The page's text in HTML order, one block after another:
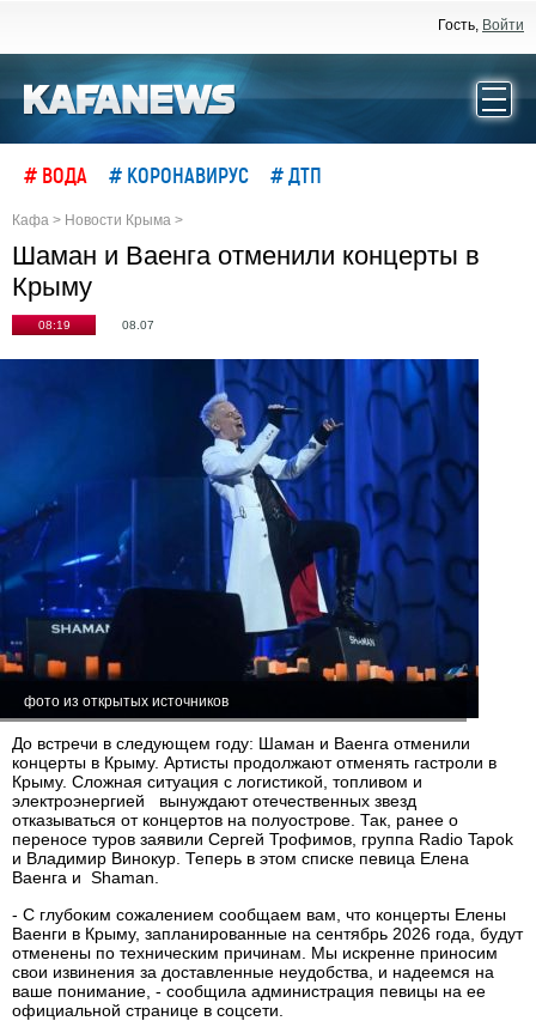
Гость, Войти
# ВОДА # КОРОНАВИРУС # ДТП
Кафа > Новости Крыма >
Шаман и Ваенга отменили концерты в
Крыму
08:19 08.07
фото из открытых источников
До встречи в следующем году: Шаман и Ваенга отменили
концерты в Крыму. Артисты продолжают отменять гастроли в
Крыму. Сложная ситуация с логистикой, топливом и
электроэнергией вынуждают отечественных звезд
отказываться от концертов на полуострове. Так, ранее о
переносе туров заявили Сергей Трофимов, группа Radio Tapok
и Владимир Винокур. Теперь в этом списке певица Елена
Ваенга и Shaman.
- С глубоким сожалением сообщаем вам, что концерты Елены
Ваенги в Крыму, запланированные на сентябрь 2026 года, будут
отменены по техническим причинам. Мы искренне приносим
свои извинения за доставленные неудобства, и надеемся на
ваше понимание, - сообщила администрация певицы на ее
официальной странице в соцсети.